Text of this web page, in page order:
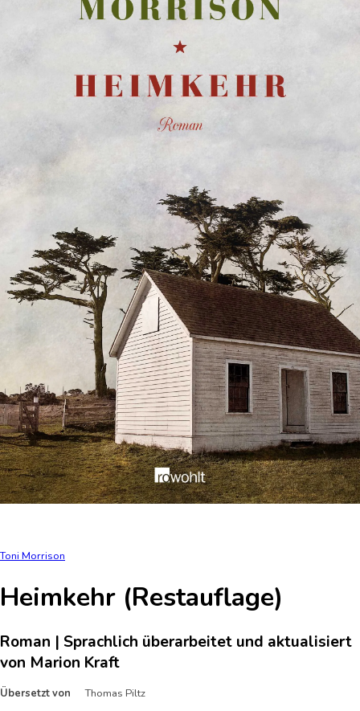
Toni Morrison
Heimkehr (Restauflage)
Roman | Sprachlich überarbeitet und aktualisiert
von Marion Kraft
Übersetzt von Thomas Piltz